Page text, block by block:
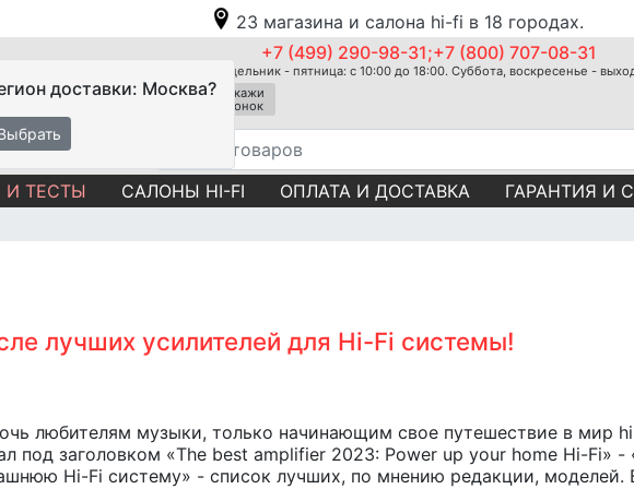
23 магазина и салона hi-fi в 18 городах.
доставки: Москва?
+7 (499) 290-98-31;+7 (800) 707-08-31
Понедельник - пятница: с 10:00 до 18:00. Суббота, воскресенье -
Закажи
звонок
И ТЕСТЫ САЛОНЫ HI-FI ОПЛАТА И ДОСТАВКА ГАРАНТИЯ И
лучших усилителей для Hi-Fi системы!
любителям музыки, только начинающим свое путешествие в мир
под заголовком «The best amplifier 2023: Power up your home Hi-Fi»
Hi-Fi систему» - список лучших, по мнению редакции, моделей.